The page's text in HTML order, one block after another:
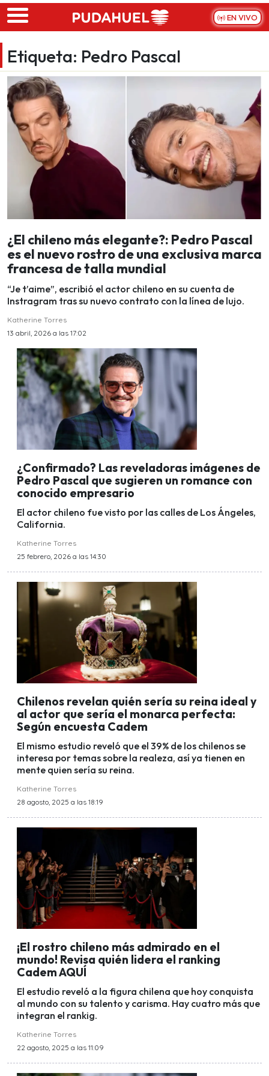
Skip to main content
EN VIVO
Etiqueta: Pedro Pascal
¿El chileno más elegante?: Pedro Pascal
es el nuevo rostro de una exclusiva marca
francesa de talla mundial
“Je t’aime”, escribió el actor chileno en su cuenta de
Instragram tras su nuevo contrato con la línea de lujo.
Katherine Torres
13 abril, 2026 a las 17:02
¿Confirmado? Las reveladoras imágenes de
Pedro Pascal que sugieren un romance con
conocido empresario
El actor chileno fue visto por las calles de Los Ángeles,
California.
Katherine Torres
25 febrero, 2026 a las 14:30
Chilenos revelan quién sería su reina ideal y
al actor que sería el monarca perfecta:
Según encuesta Cadem
El mismo estudio reveló que el 39% de los chilenos se
interesa por temas sobre la realeza, así ya tienen en
mente quien sería su reina.
Katherine Torres
28 agosto, 2025 a las 18:19
¡El rostro chileno más admirado en el
mundo! Revisa quién lidera el ranking
Cadem AQUÍ
El estudio reveló a la figura chilena que hoy conquista
al mundo con su talento y carisma. Hay cuatro más que
integran el rankig.
Katherine Torres
22 agosto, 2025 a las 11:09